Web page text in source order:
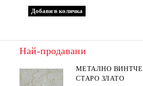
Най-продавани
МЕТАЛНО
СТАРО ЗЛАТО